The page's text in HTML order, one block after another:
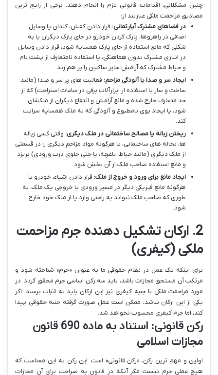
چنین مشکلاتی، اقدامات قانونی لازم را انجام دهند. برخی از رایج ترین
مصادیق مزاحمت ملکی عبارتند از:
در فضاهای مشترک آپارتمانی: قرار دادن کفش، گلدان یا وسایل
اضافی در راهروها، پارک کردن خودرو در جای پارک دیگران یا به
شکلی که مانع استفاده از جای پارک همسایه شود، قرار دادن وسایل
در انباری مشترک بدون هماهنگی، یا استفاده نامتعارف از پشت بام
و حیاط مشترک که آرامش سایر ساکنین را بر هم زند.
ایجاد سر و صدا یا آلودگی مزاحم: فعالیت های پر سر و صدا (مانند
ساخت و ساز یا استفاده از ابزارآلات برقی در ساعات استراحت) که از
حد متعارف خارج شده و مانع آرامش و انتفاع دیگران از ملکشان
شود، یا ایجاد بوی نامطبوع و آلودگی که به ملک همسایه سرایت
کند.
ریختن زباله یا مصالح ساختمانی در ملک دیگری: وقتی کسی زباله
ها، نخاله های ساختمانی، یا هرگونه مواد مزاحم دیگری را در قسمتی
از ملک دیگری (مانند حیاط، باغچه، یا حتی جلوی درب ورودی) بریزد
و مانع استفاده صاحب ملک از آن بخش شود.
ایجاد مانع برای ورود و خروج از ملک: قرار دادن اشیاء، خودرو یا
هرگونه مانع فیزیکی دیگر در مسیر ورودی یا خروجی یک ملک، به
طوری که صاحب ملک نتواند به راحتی وارد یا از ملک خود خارج
شود.
2. ارکان تشکیل دهنده جرم مزاحمت
ملکی (کیفری)
برای اینکه یک عمل در نظام حقوقی ما به عنوان «جرم» شناخته شود و
مرتکب آن مستحق مجازات باشد، باید سه رکن اساسی جرم محقق گردد. در
مورد مزاحمت ملکی با جنبه کیفری نیز این ارکان باید به اثبات برسند. اگر
یکی از این ارکان نباشد، ممکن است عمل صورت گرفته جنبه حقوقی پیدا
کند، اما جرم کیفری محسوب نخواهد شد.
رکن قانونی: استناد به ماده 690 قانون
مجازات اسلامی
اولین و مهم ترین رکن، «رکن قانونی» است. این رکن به این معناست که
هیچ عملی جرم نیست مگر آنکه در قانون به صراحت برای آن مجازات